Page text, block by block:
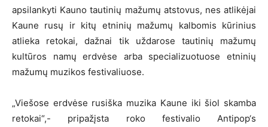
apsilankyti Kauno tautinių mažumų atstovus, nes atlikėjai
Kaune rusų ir kitų etninių mažumų kalbomis kūrinius
atlieka retokai, dažnai tik uždarose tautinių mažumų
kultūros namų erdvėse arba specializuotuose etninių
mažumų muzikos festivaliuose.
„Viešose erdvėse rusiška muzika Kaune iki šiol skamba
retokai“,- pripažįsta roko festivalio Antipop‘s